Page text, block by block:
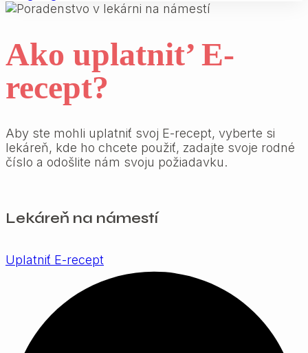
Ako uplatnit’ E-
recept?
Aby ste mohli uplatniť svoj E-recept, vyberte si
lekáreň, kde ho chcete použiť, zadajte svoje rodné
číslo a odošlite nám svoju požiadavku.
Lekáreň na námestí
Uplatniť E-recept